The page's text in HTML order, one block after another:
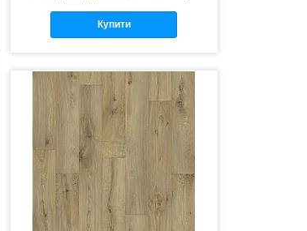
Купити